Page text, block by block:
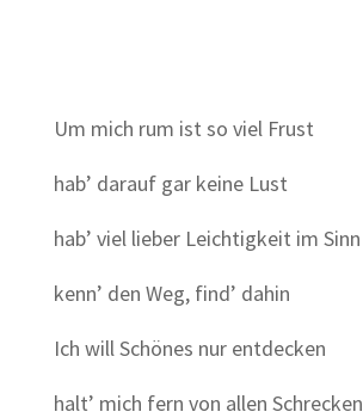
Um mich rum ist so viel Frust
hab’ darauf gar keine Lust
hab’ viel lieber Leichtigkeit im Sinn
kenn’ den Weg, find’ dahin
Ich will Schönes nur entdecken
halt’ mich fern von allen Schrecken